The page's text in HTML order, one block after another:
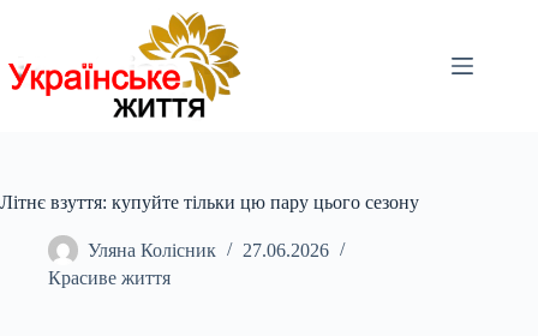
Літнє взуття: купуйте тільки цю пару цього сезону
Уляна Колісник
27.06.2026
Красиве життя